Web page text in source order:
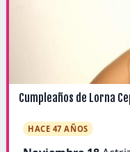
Cumpleaños de Lorna
HACE 47 AÑOS